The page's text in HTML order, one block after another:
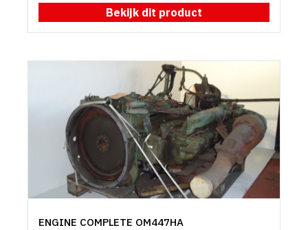
Bekijk dit product
ENGINE COMPLETE OM447HA